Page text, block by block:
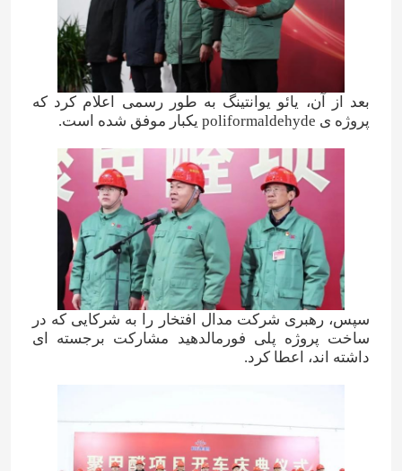
بعد از آن، یائو یوانتینگ به طور رسمی اعلام کرد که
پروژه ی poliformaldehyde یکبار موفق شده است.
سپس، رهبری شرکت مدال افتخار را به شرکایی که در
ساخت پروژه پلی فورمالدهید مشارکت برجسته ای
داشته اند، اعطا کرد.